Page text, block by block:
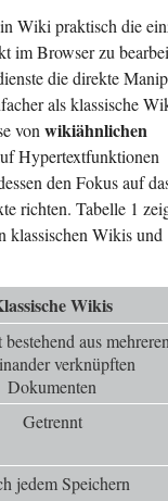
Wiki praktisch die
im Browser zu
die direkte
als klassische
von wikiähnlichen
Hypertextfunktionen
den Fokus auf
richten. Tabelle 1
klassischen Wikis und
Wikis
aus
verknüpften
Dokumenten
Getrennt
jedem Speichern